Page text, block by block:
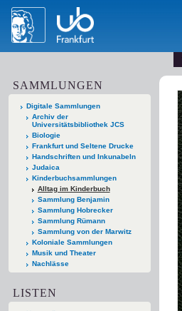
SAMMLUNGEN
Digitale Sammlungen
Archiv der
Universitätsbibliothek JCS
Biologie
Frankfurt und Seltene Drucke
Handschriften und Inkunabeln
Judaica
Kinderbuchsammlungen
Alltag im Kinderbuch
Sammlung Benjamin
Sammlung Hobrecker
Sammlung Rümann
Sammlung von der Marwitz
Koloniale Sammlungen
Musik und Theater
Nachlässe
LISTEN